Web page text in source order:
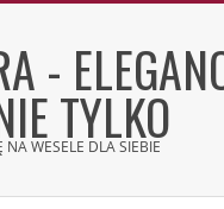
-
TYLKO
WESELE DLA SIEBIE